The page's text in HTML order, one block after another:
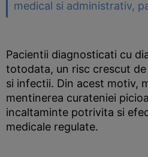
medical si administrativ,
Pacientii diagnosticati cu
totodata, un risc crescut
si infectii. Din acest motiv,
mentinerea curateniei
incaltaminte potrivita si
medicale regulate.